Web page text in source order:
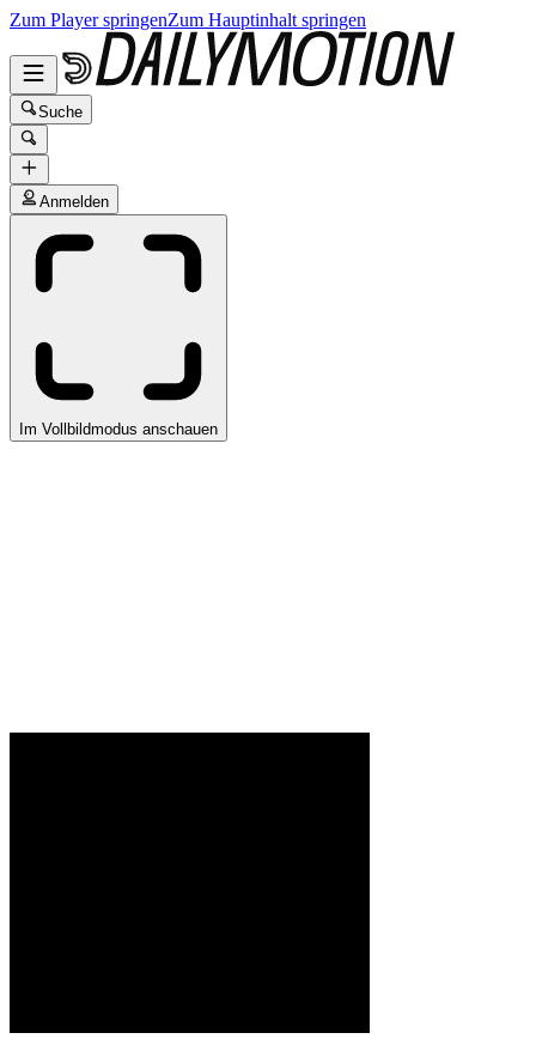
Zum Player springenZum Hauptinhalt springen
Suche
Anmelden
Im Vollbildmodus anschauen